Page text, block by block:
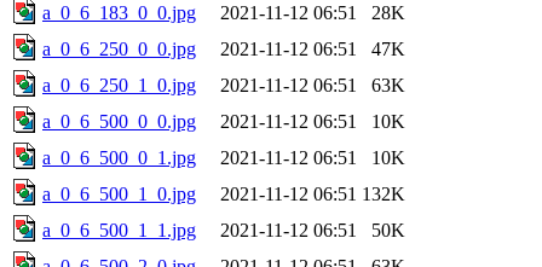
a_0_6_183_0_0.jpg
2021-11-12 06:51
28K
a_0_6_250_0_0.jpg
2021-11-12 06:51
47K
a_0_6_250_1_0.jpg
2021-11-12 06:51
63K
a_0_6_500_0_0.jpg
2021-11-12 06:51
10K
a_0_6_500_0_1.jpg
2021-11-12 06:51
10K
a_0_6_500_1_0.jpg
2021-11-12 06:51 132K
a_0_6_500_1_1.jpg
2021-11-12 06:51
50K